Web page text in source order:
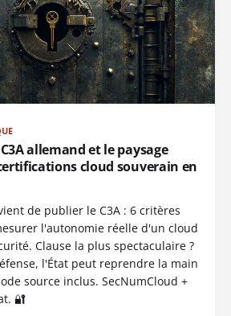
allemand et le paysage
cloud souverain en
de publier le C3A : 6 critères
l'autonomie réelle d'un cloud
Clause la plus spectaculaire ?
l'État peut reprendre la main
source inclus. SecNumCloud +
🔐